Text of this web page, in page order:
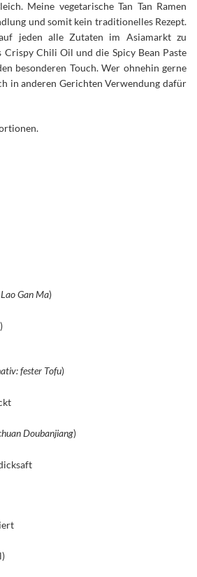
Meine vegetarische Tan Tan Ramen
und somit kein traditionelles Rezept.
jeden alle Zutaten im Asiamarkt zu
Crispy Chili Oil und die Spicy Bean Paste
besonderen Touch. Wer ohnehin gerne
in anderen Gerichten Verwendung dafür
Gan Ma)
fester Tofu)
Doubanjiang)